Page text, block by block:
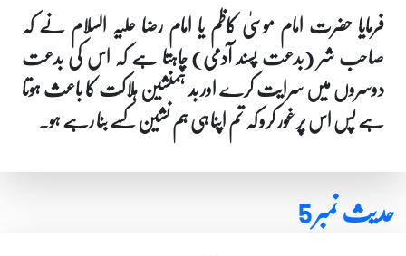
فرمایا حضرت امام موسیٰ کاظم یا امام رضا علیہ السلام نے کہ
صاحب شر (بدعت پسند آدمی) چاہتا ہے کہ اس کی بدعت
دوسروں میں سرایت کرے اور بد ہمنشین ہلاکت کا باعث ہوتا
ہے پس اس پر غور کرو کہ تم اپنا ہی ہم نشین کسے بنا رہے ہو۔
حدیث نمبر 5